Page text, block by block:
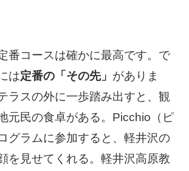
番コースは確かに最高です。で
は定番の「その先」 がありま
ラスの外に一歩踏み出すと、観
元民の食卓がある。Picchio（ピ
グラムに参加すると、軽井沢の
を見せてくれる。軽井沢高原教